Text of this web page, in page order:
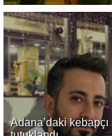
Adana’daki